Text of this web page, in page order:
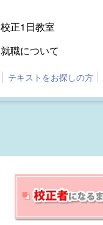
校正1日教室
就職について
テキストをお探しの方